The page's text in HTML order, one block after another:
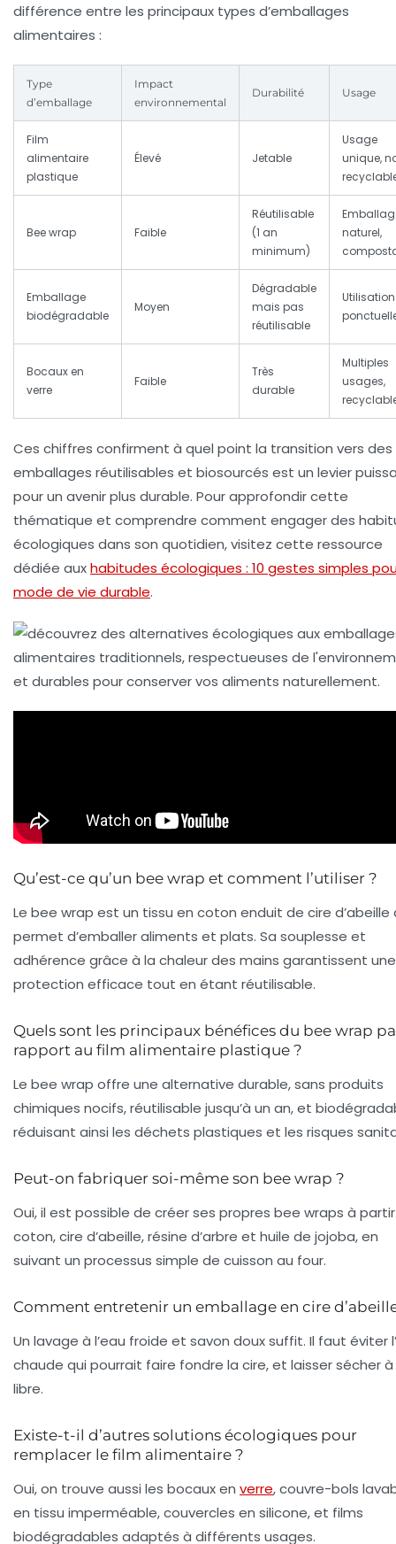
différence entre les principaux types d’emballages
alimentaires :
Type
d’emballage
Impact
environnemental
Durabilité Usage
Film
alimentaire
plastique
Élevé Jetable
Usage
unique,
Bee wrap Faible
Réutilisable
(1 an
minimum)
naturel,
Emballage
biodégradable
Moyen
Dégradable
mais pas
réutilisable
Utilisation
Bocaux en
verre
Faible
Très
durable
Multiples
usages,
Ces chiffres confirment à quel point la transition vers des
emballages réutilisables et biosourcés est un levier
pour un avenir plus durable. Pour approfondir cette
thématique et comprendre comment engager des
écologiques dans son quotidien, visitez cette ressource
dédiée auxhabitudes écologiques : 10 gestes simples
mode de vie durable.
Qu’est-ce qu’un bee wrap et comment l’utiliser ?
Le bee wrap est un tissu en coton enduit de cire d’abeille
permet d’emballer aliments et plats. Sa souplesse et
adhérence grâce à la chaleur des mains garantissent une
protection efficace tout en étant réutilisable.
Quels sont les principaux bénéfices du bee wrap
rapport au film alimentaire plastique ?
Le bee wrap offre une alternative durable, sans produits
chimiques nocifs, réutilisable jusqu’à un an, et
réduisant ainsi les déchets plastiques et les risques
Peut-on fabriquer soi-même son bee wrap ?
Oui, il est possible de créer ses propres bee wraps à
coton, cire d’abeille, résine d’arbre et huile de jojoba, en
suivant un processus simple de cuisson au four.
Comment entretenir un emballage en cire
Un lavage à l’eau froide et savon doux suffit. Il faut éviter
chaude qui pourrait faire fondre la cire, et laisser sécher à
libre.
Existe-t-il d’autres solutions écologiques pour
remplacer le film alimentaire ?
Oui, on trouve aussi les bocaux en verre, couvre-bols
en tissu imperméable, couvercles en silicone, et films
biodégradables adaptés à différents usages.